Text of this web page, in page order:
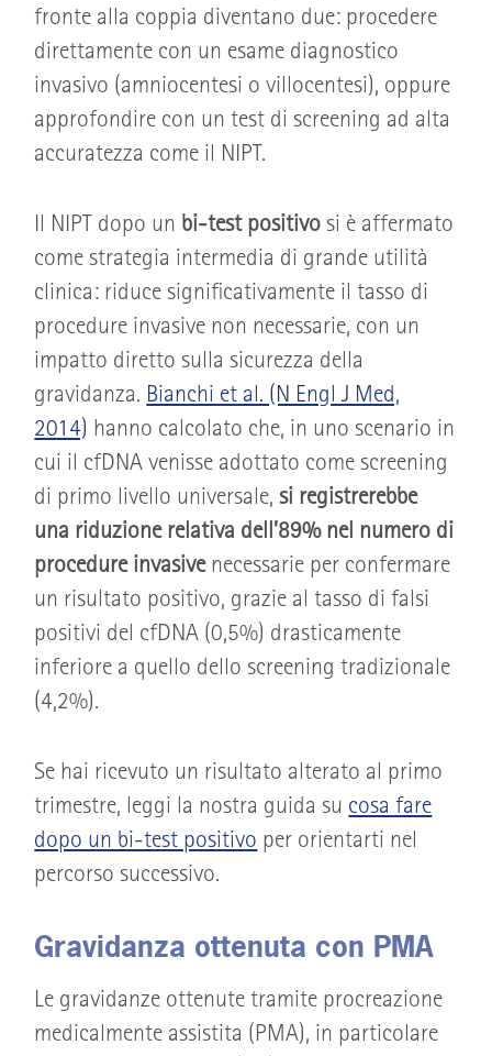
fronte alla coppia diventano due: procedere
direttamente con un esame diagnostico
invasivo (amniocentesi o villocentesi), oppure
approfondire con un test di screening ad alta
accuratezza come il NIPT.
Il NIPT dopo un bi-test positivo si è affermato
come strategia intermedia di grande utilità
clinica: riduce significativamente il tasso di
procedure invasive non necessarie, con un
impatto diretto sulla sicurezza della
gravidanza. Bianchi et al. (N Engl J Med,
2014) hanno calcolato che, in uno scenario in
cui il cfDNA venisse adottato come screening
di primo livello universale,si registrerebbe
una riduzione relativa dell’89% nel numero di
procedure invasivenecessarie per confermare
un risultato positivo, grazie al tasso di falsi
positivi del cfDNA (0,5%) drasticamente
inferiore a quello dello screening tradizionale
(4,2%).
Se hai ricevuto un risultato alterato al primo
trimestre, leggi la nostra guida su cosa fare
dopo un bi-test positivo per orientarti nel
percorso successivo.
Gravidanza ottenuta con PMA
Le gravidanze ottenute tramite procreazione
medicalmente assistita (PMA), in particolare